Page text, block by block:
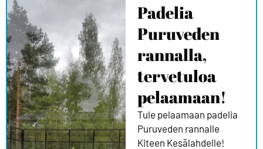
Padelia
Puruveden
rannalla,
tervetuloa
pelaamaan!
Tule pelaamaan padelia
Puruveden rannalle
Kiteen Kesälahdelle!